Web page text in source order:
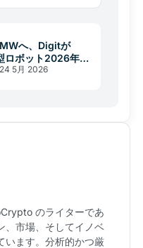
へ、Digitが
ロボット2026年の
24 5月 2026
のライターであ
、市場、そしてイノベ
います。分析的かつ厳